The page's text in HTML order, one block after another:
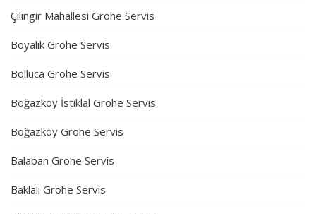
Çilingir Mahallesi Grohe Servis
Boyalık Grohe Servis
Bolluca Grohe Servis
Boğazköy İstiklal Grohe Servis
Boğazköy Grohe Servis
Balaban Grohe Servis
Baklalı Grohe Servis